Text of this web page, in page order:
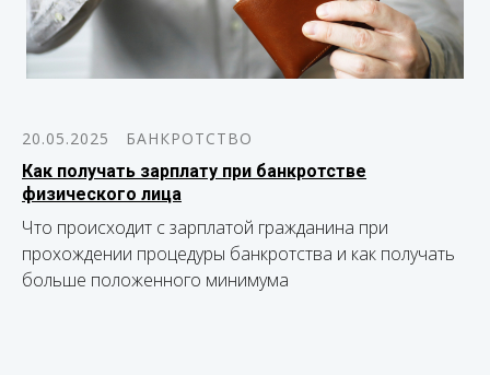
20.05.2025
БАНКРОТСТВО
Как получать зарплату при банкротстве
физического лица
Что происходит с зарплатой гражданина при
прохождении процедуры банкротства и как получать
больше положенного минимума